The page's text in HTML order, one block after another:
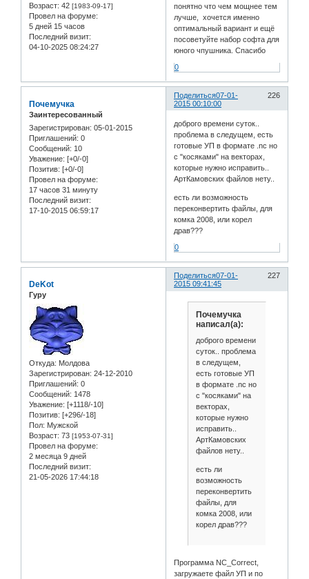
Возраст: 42 [1983-09-17]
Провел на форуме:
5 дней 15 часов
Последний визит:
04-10-2025 08:24:27
понятно что чем мощнее тем
лучше, хочется именно
оптимальный вариант и ещё
посоветуйте набор софта для
юного чпушника. Спасибо
0
Поделиться 226
07-01-
2015 00:10:00
Почемучка
Заинтересованный
Зарегистрирован: 05-01-2015
Приглашений: 0
Сообщений: 10
Уважение: [+0/-0]
Позитив: [+0/-0]
Провел на форуме:
17 часов 31 минуту
Последний визит:
17-10-2015 06:59:17
доброго времени суток..
проблема в следущем, есть
готовые УП в формате .nc но
с "косяками" на векторах,
которые нужно исправить..
АртКамовских файлов нету..
есть ли возможность
переконвертить файлы, для
комка 2008, или корел
драв???
0
Поделиться 227
07-01-
2015 09:41:45
DeKot
Гуру
Откуда: Молдова
Зарегистрирован: 24-12-2010
Приглашений: 0
Сообщений: 1478
Уважение: [+1118/-10]
Позитив: [+296/-18]
Пол: Мужской
Возраст: 73 [1953-07-31]
Провел на форуме:
2 месяца 9 дней
Последний визит:
21-05-2026 17:44:18
Почемучка
написал(а):
доброго времени
суток.. проблема
в следущем,
есть готовые УП
в формате .nc но
с "косяками" на
векторах,
которые нужно
исправить..
АртКамовских
файлов нету..
есть ли
возможность
переконвертить
файлы, для
комка 2008, или
корел драв???
Программа NC_Correct,
загружаете файл УП и по